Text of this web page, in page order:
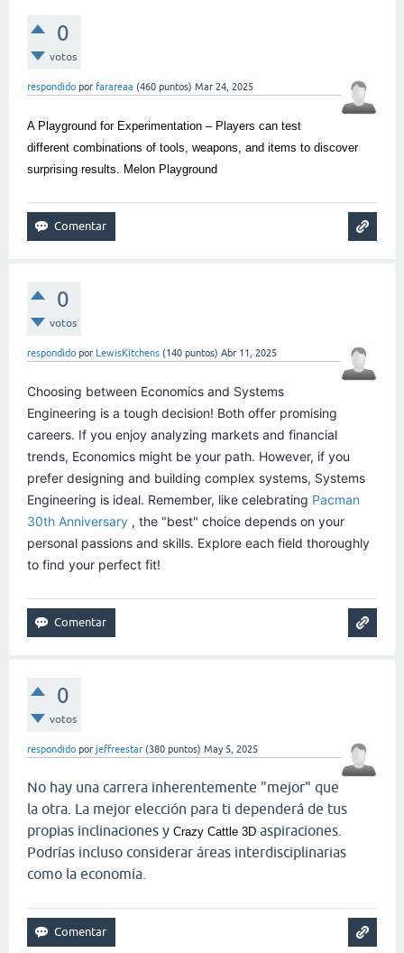
0
votos
respondido por farareaa (460 puntos) Mar 24, 2025
A Playground for Experimentation – Players can test
different combinations of tools, weapons, and items to discover
surprising results.
Melon Playground
0
votos
respondido por LewisKitchens (140 puntos) Abr 11, 2025
Choosing between Economics and Systems
Engineering is a tough decision! Both offer promising
careers. If you enjoy analyzing markets and financial
trends, Economics might be your path. However, if you
prefer designing and building complex systems, Systems
Engineering is ideal. Remember, like celebrating Pacman
30th Anniversary , the "best" choice depends on your
personal passions and skills. Explore each field thoroughly
to find your perfect fit!
0
votos
respondido por jeffreestar (380 puntos) May 5, 2025
No hay una carrera inherentemente "mejor" que
la otra. La mejor elección para ti dependerá de tus
propias inclinaciones y Crazy Cattle 3D aspiraciones.
Podrías incluso considerar áreas interdisciplinarias
como la economía.